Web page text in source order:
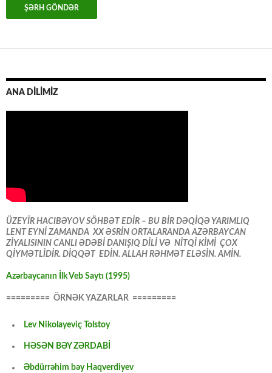
ANA DİLİMİZ
ÜZEYİR HACIBƏYOV SÖHBƏT EDİR – BU BİR DƏQİQƏ YARIMLIQ
LENT EYNİ ZAMANDA XX ƏSRİN ORTALARANDA AZƏRBAYCAN
ZİYALISININ CANLI ƏDƏBİ DANIŞIQ DİLİ VƏ NİTQİ KİMİ ÇOX
QİYMƏTLİDİR. DİQQƏT EDİN. ALLAH RƏHMƏT ELƏSİN. AMİN.
Azərbaycanın İlk Veb Saytı (1995)
========= ÖRNƏK YAZARLAR =========
Lev Nikolayeviç Tolstoy
HƏSƏN BƏY ZƏRDABİ
Əbdürrəhim bəy Haqverdiyev